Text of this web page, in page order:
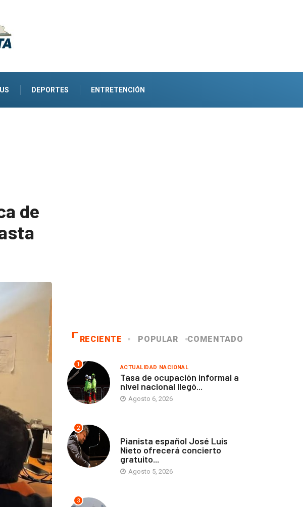
DEPORTES ENTRETENCIÓN
de
RECIENTE POPULAR COMENTADO
1 ACTUALIDAD NACIONAL
Tasa de ocupación informal a
nivel nacional llegó...
Agosto 6, 2026
2
Pianista español José Luis
Nieto ofrecerá concierto
gratuito...
Agosto 5, 2026
3